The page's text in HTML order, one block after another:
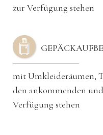
zur Verfügung stehen
mit Umkleideräumen,
den ankommenden
Verfügung stehen